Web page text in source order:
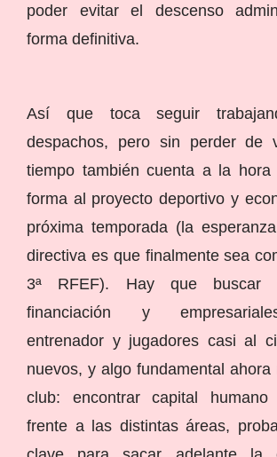
poder evitar el descenso
forma definitiva.
Así que toca seguir
despachos, pero sin perder de
tiempo también cuenta a la
forma al proyecto deportivo y
próxima temporada (la
directiva es que finalmente sea
3ª RFEF). Hay que buscar
financiación y
entrenador y jugadores casi al
nuevos, y algo fundamental ahora
club: encontrar capital
frente a las distintas áreas,